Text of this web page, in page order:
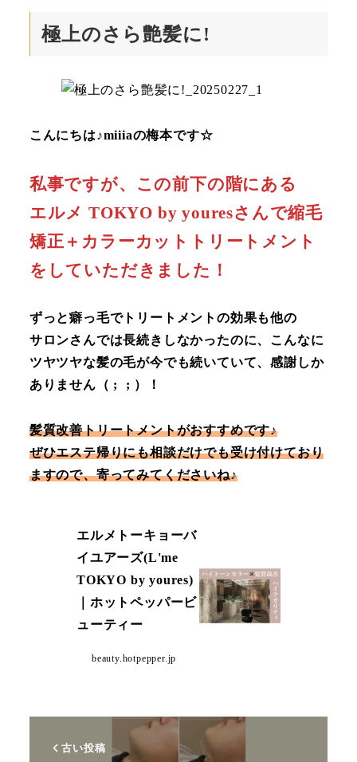
極上のさら艶髪に!
こんにちは♪miiiaの梅本です☆
私事ですが、この前下の階にある
エルメ TOKYO by youresさんで縮毛
矯正＋カラーカットトリートメント
をしていただきました！
ずっと癖っ毛でトリートメントの効果も他の
サロンさんでは長続きしなかったのに、こんなに
ツヤツヤな髪の毛が今でも続いていて、感謝しか
ありません（ ; ; ）！
髪質改善トリートメントがおすすめです♪
ぜひエステ帰りにも相談だけでも受け付けており
ますので、寄ってみてくださいね♪
エルメトーキョーバ
イユアーズ(L'me
TOKYO by youres)
｜ホットペッパービ
ューティー
beauty.hotpepper.jp
古い投稿